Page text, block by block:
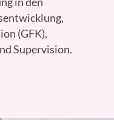
(GFK),
Supervision.